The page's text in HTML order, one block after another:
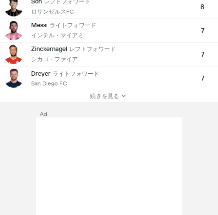
レフトフォワード
ロサンゼルスFC
8
Messi ライトフォワード
インテル・マイアミ
7
Zinckernagel レフトフォワード
シカゴ・ファイア
7
Dreyer ライトフォワード
San Diego FC
7
続きを見る
Ad